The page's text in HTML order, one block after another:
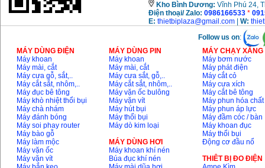
Kho Bình Dương: Vĩnh Phú 24,
Điện thoại/ Zalo: 0986166533 *
E: thietbiplaza@gmail.com W:
Follow us on:
MÁY DÙNG ĐIỆN
Máy khoan
Máy mài, cắt
Máy cưa gỗ, sắt,..
Máy cắt sắt, nhôm,..
Máy đục bê tông
Máy khò nhiệt thổi bụi
Máy chà nhám
Máy đánh bóng
Máy soi phay router
Máy bào gỗ
Máy làm mộc
Máy vặn ốc
Máy vặn vít
MÁY DÙNG PIN
Máy khoan
Máy mài, cắt
Máy cưa sắt, gỗ,..
Máy cắt sắt, nhôm,..
Máy vặn ốc bulông
Máy vặn vít
Máy hút bụi
Máy thổi bụi
Máy dò kim loại
MÁY DÙNG HƠI
Máy khoan khí nén
Búa đục khí nén
MÁY CHẠY
Máy bơm nước
Máy phát điện
Máy cắt cỏ
Máy cưa xích
Máy cắt bê tông
Máy phun hóa chất
Máy phun áp lực
Máy đầm cóc / bàn
Máy khoan đục
Máy thổi bụi
Động cơ đầu nổ
THIÊT BỊ ĐO ĐIỆN